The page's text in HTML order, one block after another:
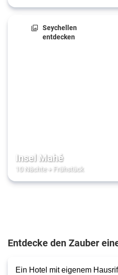
Seychellen
entdecken
Insel Mahé
10 Nächte+ Frühstück
Entdecke den Zauber
Ein Hotel mit eigenem